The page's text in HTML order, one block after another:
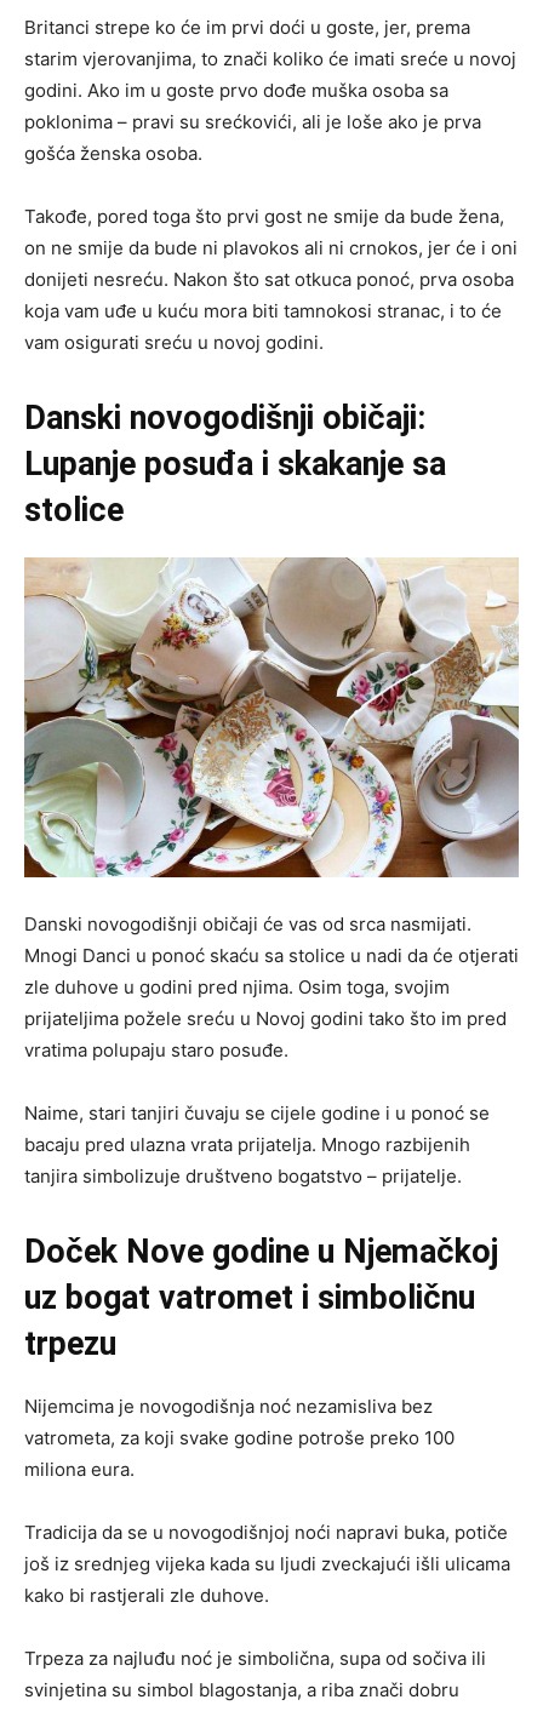
Britanci strepe ko će im prvi doći u goste, jer, prema
starim vjerovanjima, to znači koliko će imati sreće u novoj
godini. Ako im u goste prvo dođe muška osoba sa
poklonima – pravi su srećkovići, ali je loše ako je prva
gošća ženska osoba.
Takođe, pored toga što prvi gost ne smije da bude žena,
on ne smije da bude ni plavokos ali ni crnokos, jer će i oni
donijeti nesreću. Nakon što sat otkuca ponoć, prva osoba
koja vam uđe u kuću mora biti tamnokosi stranac, i to će
vam osigurati sreću u novoj godini.
Danski novogodišnji običaji:
Lupanje posuđa i skakanje sa
stolice
Danski novogodišnji običaji će vas od srca nasmijati.
Mnogi Danci u ponoć skaću sa stolice u nadi da će otjerati
zle duhove u godini pred njima. Osim toga, svojim
prijateljima požele sreću u Novoj godini tako što im pred
vratima polupaju staro posuđe.
Naime, stari tanjiri čuvaju se cijele godine i u ponoć se
bacaju pred ulazna vrata prijatelja. Mnogo razbijenih
tanjira simbolizuje društveno bogatstvo – prijatelje.
Doček Nove godine u Njemačkoj
uz bogat vatromet i simboličnu
trpezu
Nijemcima je novogodišnja noć nezamisliva bez
vatrometa, za koji svake godine potroše preko 100
miliona eura.
Tradicija da se u novogodišnjoj noći napravi buka, potiče
još iz srednjeg vijeka kada su ljudi zveckajući išli ulicama
kako bi rastjerali zle duhove.
Trpeza za najluđu noć je simbolična, supa od sočiva ili
svinjetina su simbol blagostanja, a riba znači dobru